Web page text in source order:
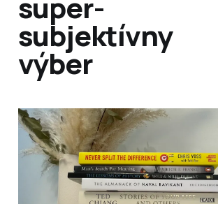
subjektívny
výber